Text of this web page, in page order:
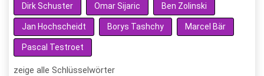
Dirk Schuster Omar Sijaric Ben Zolinski
Jan Hochscheidt Borys Tashchy Marcel Bär
Pascal Testroet
zeige alle Schlüsselwörter